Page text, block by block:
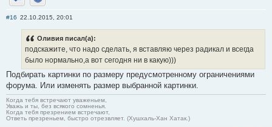
Отправить личное сообщение
Сайт
#16 22.10.2015, 20:01
Оливия писал(а):
подскажите, что надо сделать, я вставляю через радикал и всегда
было нормально,а вот сегодня ни в какую)))
Подбирать картинки по размеру предусмотренному ограничениями
форума. Или изменять размер выбранной картинки.
Когда тебя встречают уваженьем,
Уважь и ты, без всякого сомненья.
Когда тебя презрением встречают,
Ответь презреньем, быстро отрезвляет. (Хушхаль-Хан Хатак.)